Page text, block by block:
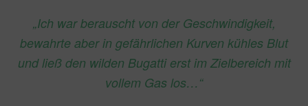
„Ich war berauscht von der Geschwindigkeit,
bewahrte aber in gefährlichen Kurven kühles Blut
und ließ den wilden Bugatti erst im Zielbereich mit
vollem Gas los…“